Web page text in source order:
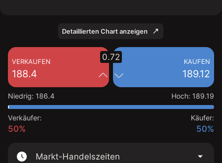
Detaillierten Chart anzeigen
VERKAUFEN
188.4
KAUFEN
189.12
0.72
Niedrig: 186.4 Hoch: 189.19
Verkäufer:
50%
Käufer:
50%
Markt-Handelszeiten